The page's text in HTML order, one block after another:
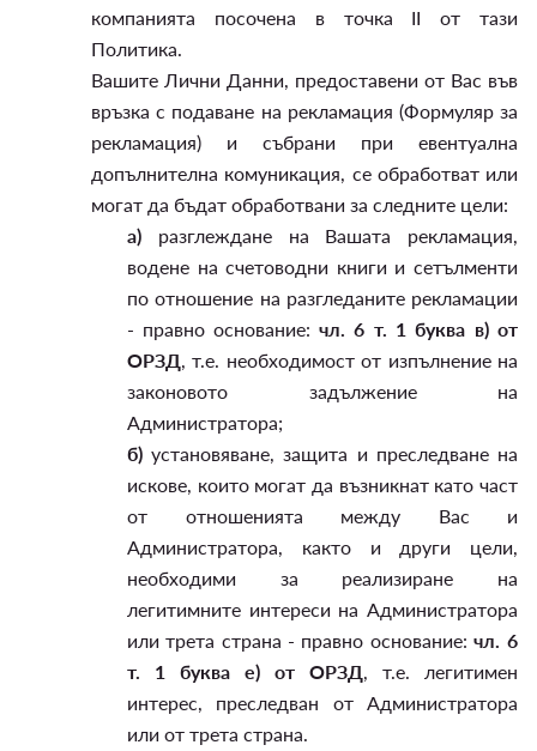
компанията посочена в точка II от тази
Политика.
Вашите Лични Данни, предоставени от Вас във
връзка с подаване на рекламация (Формуляр за
рекламация) и събрани при евентуална
допълнителна комуникация, се обработват или
могат да бъдат обработвани за следните цели:
а) разглеждане на Вашата рекламация,
водене на счетоводни книги и сетълменти
по отношение на разгледаните рекламации
- правно основание: чл. 6 т. 1 буква в) от
ОРЗД, т.е. необходимост от изпълнение на
законовото задължение на
Администратора;
б) установяване, защита и преследване на
искове, които могат да възникнат като част
от отношенията между Вас и
Администратора, както и други цели,
необходими за реализиране на
легитимните интереси на Администратора
или трета страна - правно основание: чл. 6
т. 1 буква е) от ОРЗД, т.е. легитимен
интерес, преследван от Администратора
или от трета страна.